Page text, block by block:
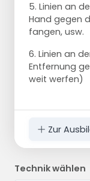
5. Linien an
Hand gegen
fangen, usw.
6. Linien an
Entfernung
weit werfen)
Zur
Technik wählen